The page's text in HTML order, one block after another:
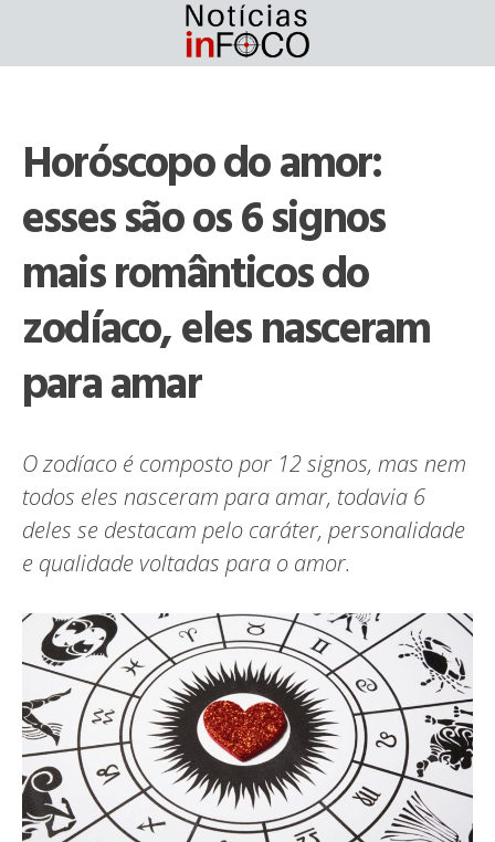
content
Horóscopo do amor:
esses são os 6 signos
mais românticos do
zodíaco, eles nasceram
para amar
O zodíaco é composto por 12 signos, mas nem
todos eles nasceram para amar, todavia 6
deles se destacam pelo caráter, personalidade
e qualidade voltadas para o amor.